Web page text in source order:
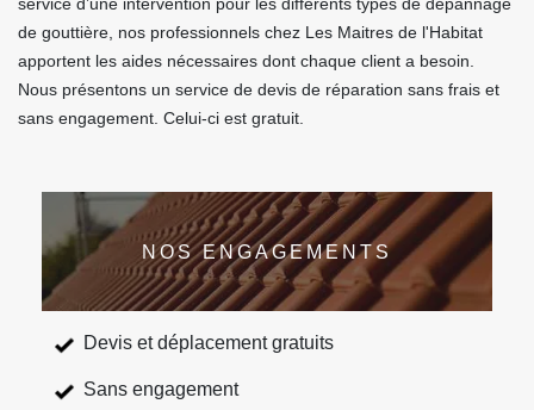
de gouttière, nos professionnels chez Les Maitres de l'Habitat
apportent les aides nécessaires dont chaque client a besoin.
Nous présentons un service de devis de réparation sans frais et
sans engagement. Celui-ci est gratuit.
NOS ENGAGEMENTS
Devis et déplacement gratuits
Sans engagement